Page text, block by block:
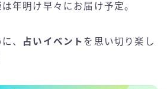
年明け早々にお届け予定。
、 占いイベント を思い切り楽し